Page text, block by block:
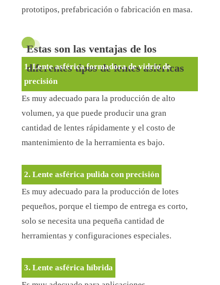
prototipos, prefabricación o fabricación en masa.
Estas son las ventajas de los
diferentes tipos de lentes asféricas
1. Lente asférica formadora de vidrio de
precisión
Es muy adecuado para la producción de alto
volumen, ya que puede producir una gran
cantidad de lentes rápidamente y el costo de
mantenimiento de la herramienta es bajo.
2. Lente asférica pulida con precisión
Es muy adecuado para la producción de lotes
pequeños, porque el tiempo de entrega es corto,
solo se necesita una pequeña cantidad de
herramientas y configuraciones especiales.
3. Lente asférica híbrida